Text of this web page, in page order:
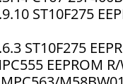
ST10F275
ST10F275
EEPROM